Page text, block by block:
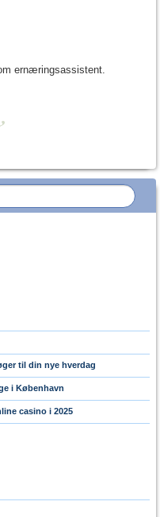
ernæringsassistent.
til din nye hverdag
i København
casino i 2025